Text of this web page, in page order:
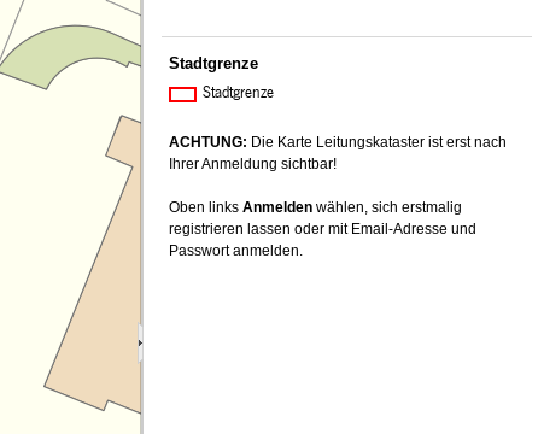
Stadtgrenze
Stadtgrenze
ACHTUNG: Die Karte Leitungskataster ist erst nach
Ihrer Anmeldung sichtbar!
Oben links Anmelden wählen, sich erstmalig
registrieren lassen oder mit Email-Adresse und
Passwort anmelden.